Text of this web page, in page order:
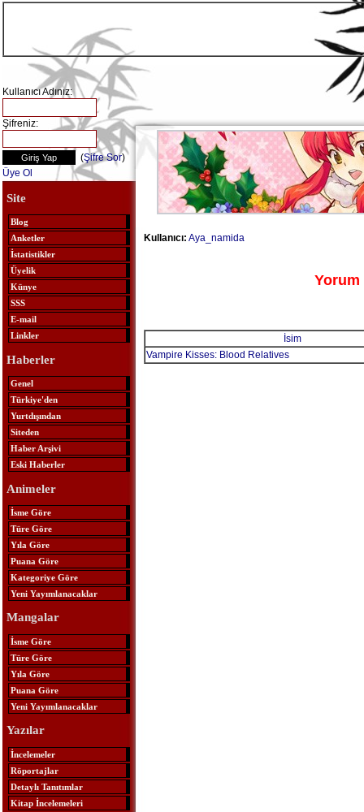
Kullanıcı Adınız:
Şifreniz:
(Şifre Sor)
Üye Ol
Site
Blog
Anketler
İstatistikler
Üyelik
Künye
SSS
E-mail
Linkler
Haberler
Genel
Türkiye'den
Yurtdışından
Siteden
Haber Arşivi
Eski Haberler
Animeler
İsme Göre
Türe Göre
Yıla Göre
Puana Göre
Kategoriye Göre
Yeni Yayımlanacaklar
Mangalar
İsme Göre
Türe Göre
Yıla Göre
Puana Göre
Yeni Yayımlanacaklar
Yazılar
İncelemeler
Röportajlar
Detaylı Tanıtımlar
Kitap İncelemeleri
Kullanıcı: Aya_namida
Yorum
İsim
Vampire Kisses: Blood Relatives